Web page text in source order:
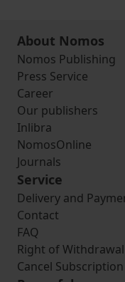
About Nomos
Nomos Publishing
Press Service
Career
Our publishers
Inlibra
NomosOnline
Journals
Service
Delivery and
Contact
FAQ
Right of Withdrawal
Cancel Subscription